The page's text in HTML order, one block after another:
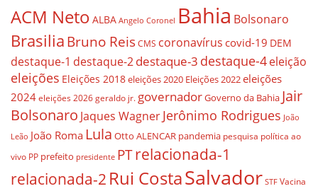
ACM Neto ALBA Angelo Coronel Bahia Bolsonaro
BrasiliaBruno ReisCMS coronavírus covid-19 DEM
destaque-1 destaque-2destaque-3 destaque-4eleição
eleições Eleições 2018eleições 2020 Eleições 2022eleições
2024 eleições 2026 geraldo jr. governadorGoverno da Bahia Jair
Bolsonaro Jaques WagnerJerônimo Rodrigues João
Leão João Roma Lula Otto ALENCAR pandemia pesquisa política ao
vivo PP prefeito presidente PTrelacionada-1
relacionada-2 Rui CostaSalvador STF Vacina